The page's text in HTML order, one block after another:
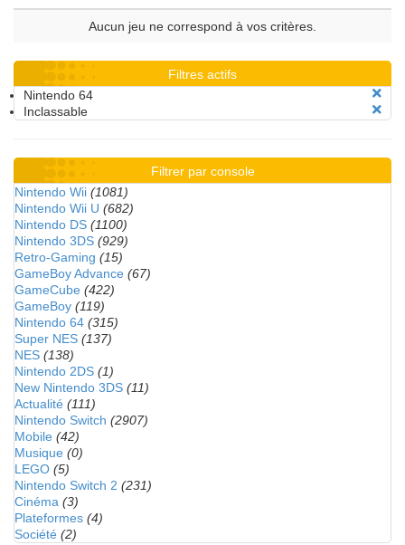
Aucun jeu ne correspond à vos critères.
Filtres actifs
Nintendo 64
Inclassable
Filtrer par console
Nintendo Wii (1081)
Nintendo Wii U (682)
Nintendo DS (1100)
Nintendo 3DS (929)
Retro-Gaming (15)
GameBoy Advance (67)
GameCube (422)
GameBoy (119)
Nintendo 64 (315)
Super NES (137)
NES (138)
Nintendo 2DS (1)
New Nintendo 3DS (11)
Actualité (111)
Nintendo Switch (2907)
Mobile (42)
Musique (0)
LEGO (5)
Nintendo Switch 2 (231)
Cinéma (3)
Plateformes (4)
Société (2)